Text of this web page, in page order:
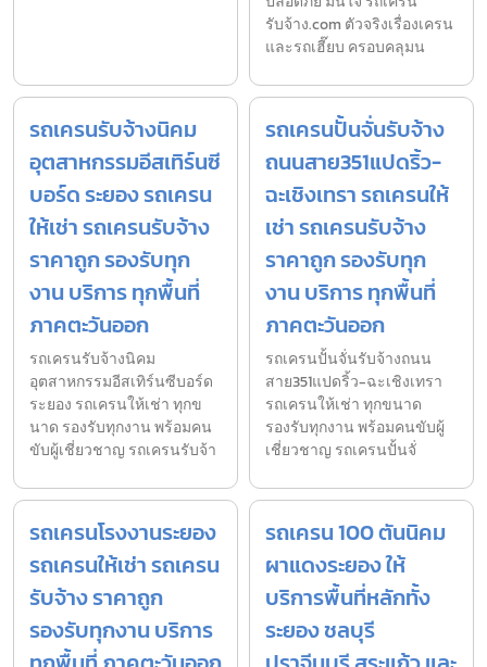
รับจ้าง.com ตัวจริงเรื่องเครน
และรถเฮี๊ยบ ครอบคลุมน
รถเครนรับจ้างนิคม
อุตสาหกรรมอีสเทิร์นซี
บอร์ด ระยอง รถเครน
ให้เช่า รถเครนรับจ้าง
ราคาถูก รองรับทุก
งาน บริการ ทุกพื้นที่
ภาคตะวันออก
รถเครนรับจ้างนิคม
อุตสาหกรรมอีสเทิร์นซีบอร์ด
ระยอง รถเครนให้เช่า ทุกข
นาด รองรับทุกงาน พร้อมคน
ขับผู้เชี่ยวชาญ รถเครนรับจ้า
รถเครนปั้นจั่นรับจ้าง
ถนนสาย351แปดริ้ว-
ฉะเชิงเทรา รถเครนให้
เช่า รถเครนรับจ้าง
ราคาถูก รองรับทุก
งาน บริการ ทุกพื้นที่
ภาคตะวันออก
รถเครนปั้นจั่นรับจ้างถนน
สาย351แปดริ้ว-ฉะเชิงเทรา
รถเครนให้เช่า ทุกขนาด
รองรับทุกงาน พร้อมคนขับผู้
เชี่ยวชาญ รถเครนปั้นจั่
รถเครนโรงงานระยอง
รถเครนให้เช่า รถเครน
รับจ้าง ราคาถูก
รองรับทุกงาน บริการ
รถเครน 100 ตันนิคม
ผาแดงระยอง ให้
บริการพื้นที่หลักทั้ง
ระยอง ชลบุรี